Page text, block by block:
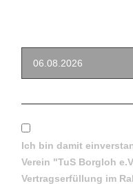
Ich bin damit
Verein "TuS Borgloh
Vertragserfüllung im